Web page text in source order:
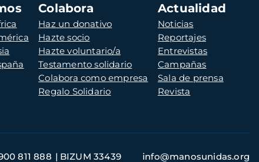
Colabora
Haz un donativo
Hazte socio
Hazte voluntario/a
Testamento solidario
Colabora como empresa
Regalo Solidario
Actualidad
Noticias
Reportajes
Entrevistas
Campañas
Sala de prensa
Revista
811 888 BIZUM 33439 info@manosunidas.org